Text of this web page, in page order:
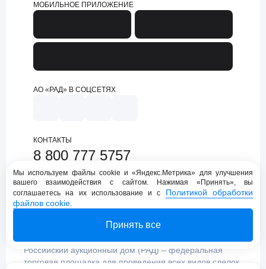
МОБИЛЬНОЕ ПРИЛОЖЕНИЕ
АО «РАД» В СОЦСЕТЯХ
КОНТАКТЫ
8 800 777 5757
support@lot-online.ru
Техническая поддержка
Российский аукционный дом (РАД) – федеральная
торговая площадка для проведения всех видов сделок
Мы используем файлы cookie и «Яндекс.Метрика» для улучшения
вашего взаимодействия с сайтом. Нажимая «Принять», вы
соглашаетесь на их использование и с Политикой обработки
файлов cookie.
Принять все